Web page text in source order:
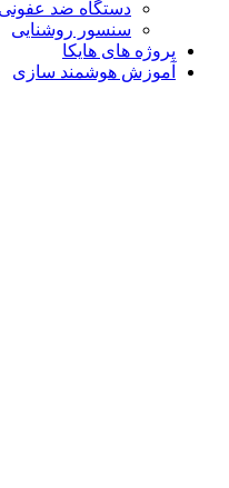
دستگاه ضد
سنسور روشنایی
پروژه های هایکا
آموزش هوشمند سازی